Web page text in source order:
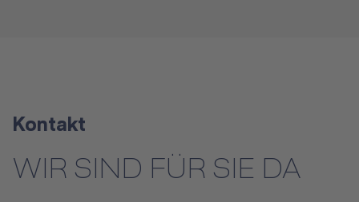
Kontakt
WIR SIND FÜR SIE DA